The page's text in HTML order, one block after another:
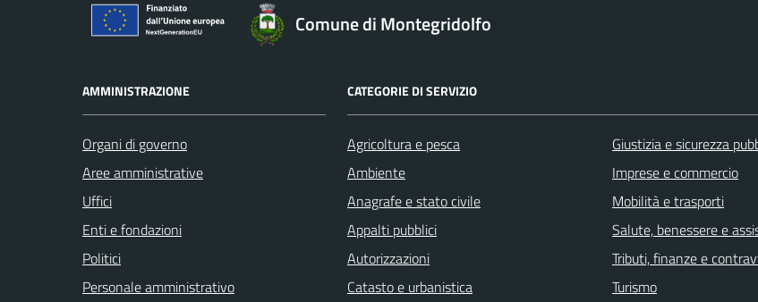
Comune di Montegridolfo
AMMINISTRAZIONE
Organi di governo
Aree amministrative
Uffici
Enti e fondazioni
Politici
Personale amministrativo
CATEGORIE DI SERVIZIO
Agricoltura e pesca
Ambiente
Anagrafe e stato civile
Appalti pubblici
Autorizzazioni
Catasto e urbanistica
Giustizia e sicurezza
Imprese e commercio
Mobilità e trasporti
Salute, benessere e
Tributi, finanze e
Turismo